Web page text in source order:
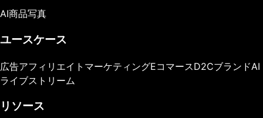
AI商品写真
ユースケース
広告アフィリエイトマーケティングEコマースD2CブランドAI
ライブストリーム
リソース